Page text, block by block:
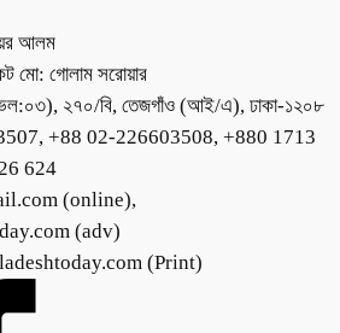
আলম
মো: গোলাম সরোয়ার
(লেভেল:০৩), ২৭০/বি, তেজগাঁও (আই/এ), ঢাকা-১২০৮
+88 02-226603508, +880 1713
624
(online),
(adv)
(Print)